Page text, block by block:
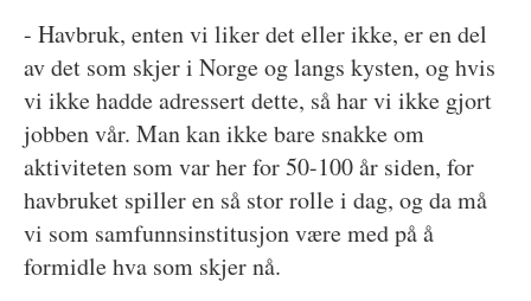
- Havbruk, enten vi liker det eller ikke, er en del
av det som skjer i Norge og langs kysten, og hvis
vi ikke hadde adressert dette, så har vi ikke gjort
jobben vår. Man kan ikke bare snakke om
aktiviteten som var her for 50-100 år siden, for
havbruket spiller en så stor rolle i dag, og da må
vi som samfunnsinstitusjon være med på å
formidle hva som skjer nå.